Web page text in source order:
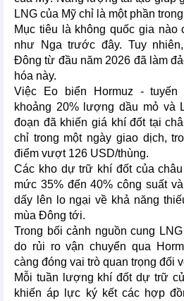
LNG của Mỹ chỉ là một phần
Mục tiêu là không quốc gia
như Nga trước đây. Tuy
Đông từ đầu năm 2026 đã làm
hóa này.
Việc Eo biển Hormuz - tuyến
khoảng 20% lượng dầu mỏ và
đoạn đã khiến giá khí đốt tại
chỉ trong một ngày giao dịch,
điểm vượt 126 USD/thùng.
Các kho dự trữ khí đốt của
mức 35% đến 40% công suất
dấy lên lo ngại về khả năng
mùa Đông tới.
Trong bối cảnh nguồn cung
do rủi ro vận chuyển qua
càng đóng vai trò quan trọng đối
Mỗi tuần lượng khí đốt dự trữ
khiến áp lực ký kết các hợp